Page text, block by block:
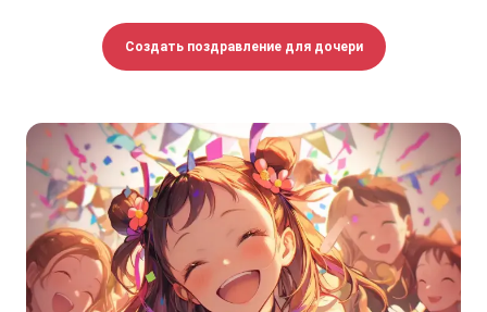
Создать поздравление для дочери